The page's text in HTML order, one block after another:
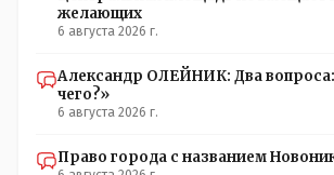
желающих
6 августа 2026 г.
Александр ОЛЕЙНИК: Два
чего?»
6 августа 2026 г.
Право города с названием